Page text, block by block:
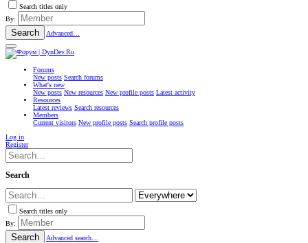
Search titles only
By:
Search Advanced…
Forums
New posts Search forums
What's new
New posts New resources New profile posts Latest activity
Resources
Latest reviews Search resources
Members
Current visitors New profile posts Search profile posts
Log in
Register
Search
Search titles only
By:
Search Advanced search…